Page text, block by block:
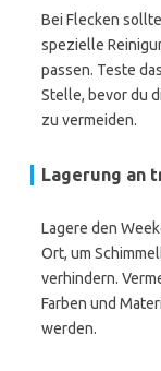
Bei Flecken
spezielle
passen. Teste
Stelle, bevor du
zu vermeiden.
Lagerung an
Lagere den
Ort, um
verhindern.
Farben und
werden.